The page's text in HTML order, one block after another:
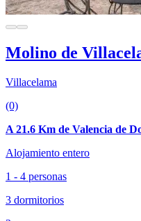
Molino de
Villacelama
(0)
A 21.6 Km de Valencia de
Alojamiento entero
1 - 4 personas
3 dormitorios